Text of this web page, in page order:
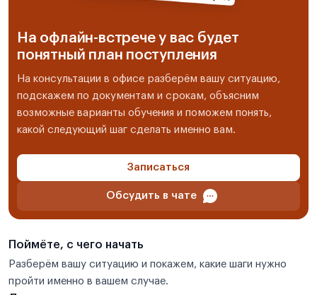
На офлайн-встрече у вас будет
понятный план поступления
На консультации в офисе разберём вашу ситуацию,
подскажем по документам и срокам, объясним
возможные варианты обучения и поможем понять,
какой следующий шаг сделать именно вам.
Записаться
Обсудить в чате
Поймёте, с чего начать
Разберём вашу ситуацию и покажем, какие шаги нужно
пройти именно в вашем случае.